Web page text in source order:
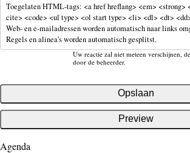
Toegelaten HTML-tags: <a href hreflang> <em> <strong>
cite> <code> <ul type> <ol start type> <li> <dl> <dt>
Web- en e-mailadressen worden automatisch naar links
Regels en alinea's worden automatisch gesplitst.
Uw reactie zal niet meteen verschijnen,
door de beheerder.
Agenda